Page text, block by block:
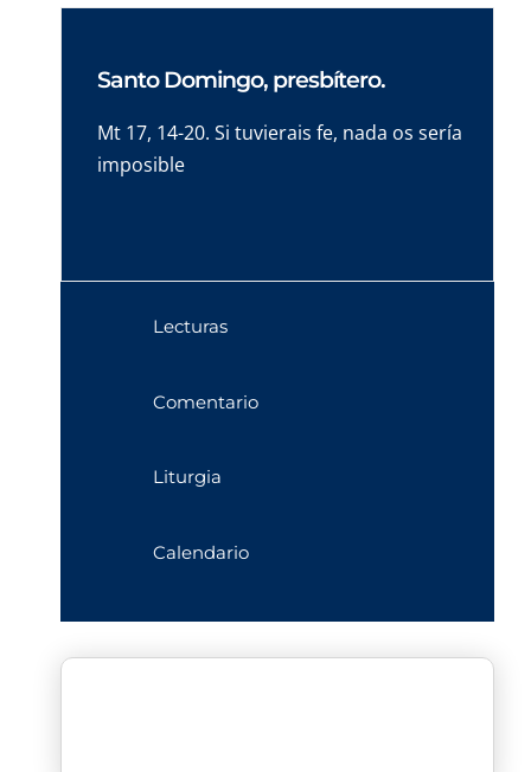
Santo Domingo, presbítero.
Mt 17, 14-20. Si tuvierais fe, nada os sería
imposible
Lecturas
Comentario
Liturgia
Calendario